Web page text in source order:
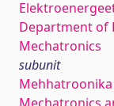
Department of
Mechatronics
subunit